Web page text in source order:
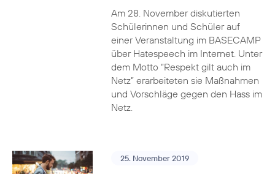
Am 28. November diskutierten
Schülerinnen und Schüler auf
einer Veranstaltung im BASECAMP
über Hatespeech im Internet. Unter
dem Motto “Respekt gilt auch im
Netz” erarbeiteten sie Maßnahmen
und Vorschläge gegen den Hass im
Netz.
25. November 2019